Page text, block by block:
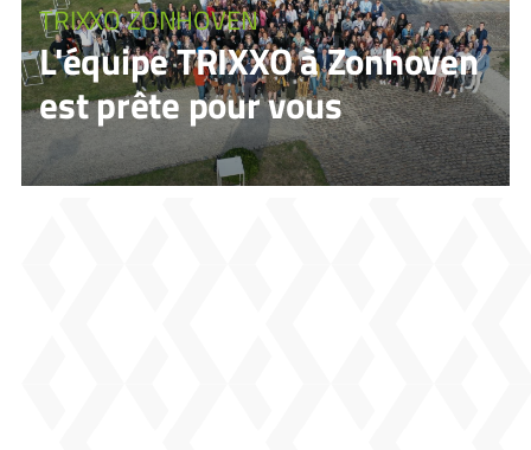
TRIXXO ZONHOVEN
L'équipe TRIXXO à Zonhoven
est prête pour vous